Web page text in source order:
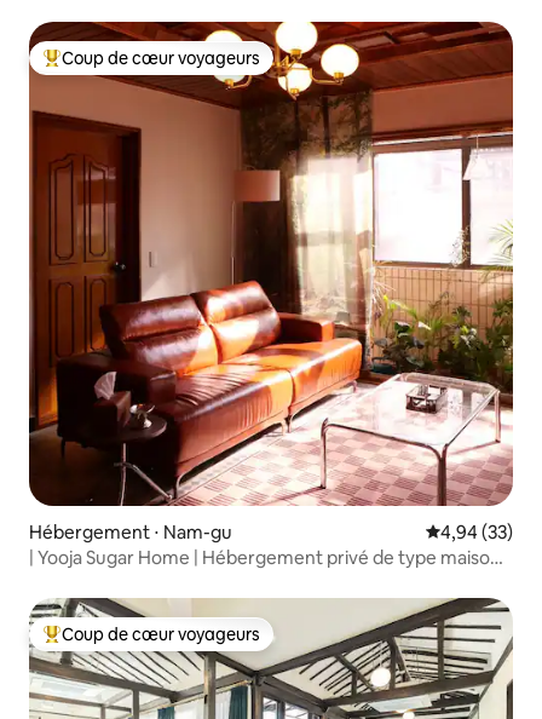
de métro à 3 minutes
Coups de cœur voyageurs les plus appréciés
Coup de cœur voyageurs
Hébergement ⋅ Nam-gu Évaluation
4,94 (33)
| Yooja Sugar Home | Hébergement privé de type maison
amis, Banwoldang, colline de Cheongna, marché de
Seomun, lignes 1 et 3
Coups de cœur voyageurs les plus appréciés
Coup de cœur voyageurs